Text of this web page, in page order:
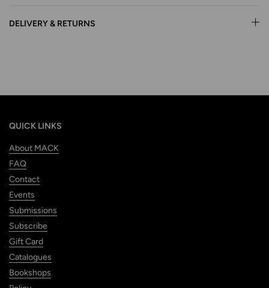
DELIVERY & RETURNS
QUICK LINKS
About MACK
FAQ
Contact
Events
Submissions
Subscribe
Gift Card
Catalogues
Bookshops